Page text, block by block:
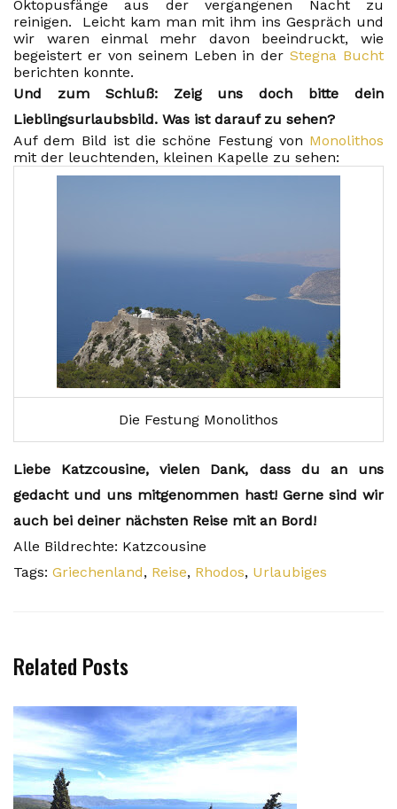
Oktopusfänge aus der vergangenen Nacht zu
reinigen. Leicht kam man mit ihm ins Gespräch und
wir waren einmal mehr davon beeindruckt, wie
begeistert er von seinem Leben in derStegna Bucht
berichten konnte.
Und zum Schluß: Zeig uns doch bitte dein
Lieblingsurlaubsbild. Was ist darauf zu sehen?
Auf dem Bild ist die schöne Festung von Monolithos
mit der leuchtenden, kleinen Kapelle zu sehen:
Die Festung Monolithos
Liebe Katzcousine, vielen Dank, dass du an uns
gedacht und uns mitgenommen hast! Gerne sind wir
auch bei deiner nächsten Reise mit an Bord!
Alle Bildrechte: Katzcousine
Tags: Griechenland, Reise, Rhodos, Urlaubiges
Related Posts